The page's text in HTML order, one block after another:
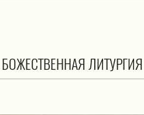
ЛИТУРГИЯ